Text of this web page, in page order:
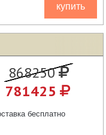
купить
868250
781425
бесплатно